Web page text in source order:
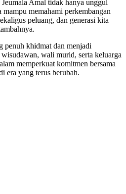
Amal tidak hanya unggul
memahami perkembangan
peluang, dan generasi kita
penuh khidmat dan menjadi
wali murid, serta keluarga
memperkuat komitmen bersama
era yang terus berubah.